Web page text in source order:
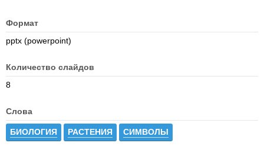
Формат
pptx (powerpoint)
Количество слайдов
8
Слова
БИОЛОГИЯ РАСТЕНИЯ СИМВОЛЫ